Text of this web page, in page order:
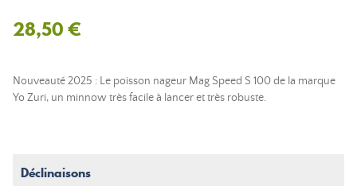
28,50 €
Nouveauté 2025 : Le poisson nageur Mag Speed S 100 de la marque
Yo Zuri, un minnow très facile à lancer et très robuste.
Déclinaisons